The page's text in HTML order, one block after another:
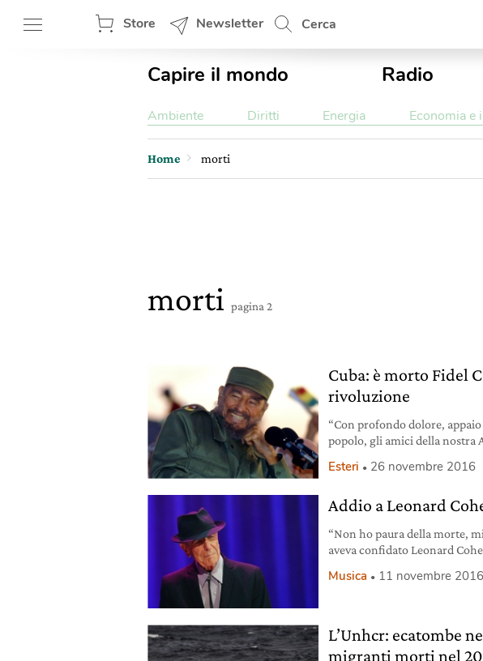
Store Newsletter Cerca
Capire il mondo Radio
Ambiente Diritti Energia Economia e
Home morti
morti pagina 2
Cuba: è morto Fidel
rivoluzione
“Con profondo dolore,
popolo, gli amici della nostra
rivoluzione cubana, Fidel
prime ore della
Esteri 26 novembre 2016
Addio a Leonard
“Non ho paura della morte,
aveva confidato Leonard
scomparsa, pubblicato
Musica 11 novembre 2016
L’Unhcr: ecatombe
migranti morti nel